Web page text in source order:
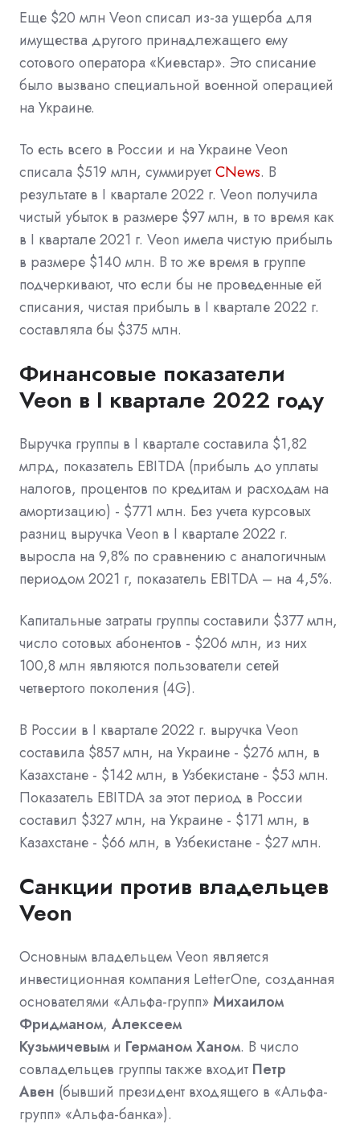
Еще $20 млн Veon списал из-за ущерба для
имущества другого принадлежащего ему
сотового оператора «Киевстар». Это списание
было вызвано специальной военной операцией
на Украине.
То есть всего в России и на Украине Veon
списала $519 млн, суммируетCNews. В
результате в I квартале 2022 г. Veon получила
чистый убыток в размере $97 млн, в то время как
в I квартале 2021 г. Veon имела чистую прибыль
в размере $140 млн. В то же время в группе
подчеркивают, что если бы не проведенные ей
списания, чистая прибыль в I квартале 2022 г.
составляла бы $375 млн.
Финансовые показатели
Veon в I квартале 2022 году
Выручка группы в I квартале составила $1,82
млрд, показатель EBITDA (прибыль до уплаты
налогов, процентов по кредитам и расходам на
амортизацию) - $771 млн. Без учета курсовых
разниц выручка Veon в I квартале 2022 г.
выросла на 9,8% по сравнению с аналогичным
периодом 2021 г, показатель EBITDA – на 4,5%.
Капитальные затраты группы составили $377 млн,
число сотовых абонентов - $206 млн, из них
100,8 млн являются пользователи сетей
четвертого поколения (4G).
В России в I квартале 2022 г. выручка Veon
составила $857 млн, на Украине - $276 млн, в
Казахстане - $142 млн, в Узбекистане - $53 млн.
Показатель EBITDA за этот период в России
составил $327 млн, на Украине - $171 млн, в
Казахстане - $66 млн, в Узбекистане - $27 млн.
Санкции против владельцев
Veon
Основным владельцем Veon является
инвестиционная компания LetterOne, созданная
основателями «Альфа-групп»Михаилом
Фридманом, Алексеем
Кузьмичевым и Германом Ханом. В число
совладельцев группы также входит Петр
Авен (бывший президент входящего в «Альфа-
групп» «Альфа-банка»).